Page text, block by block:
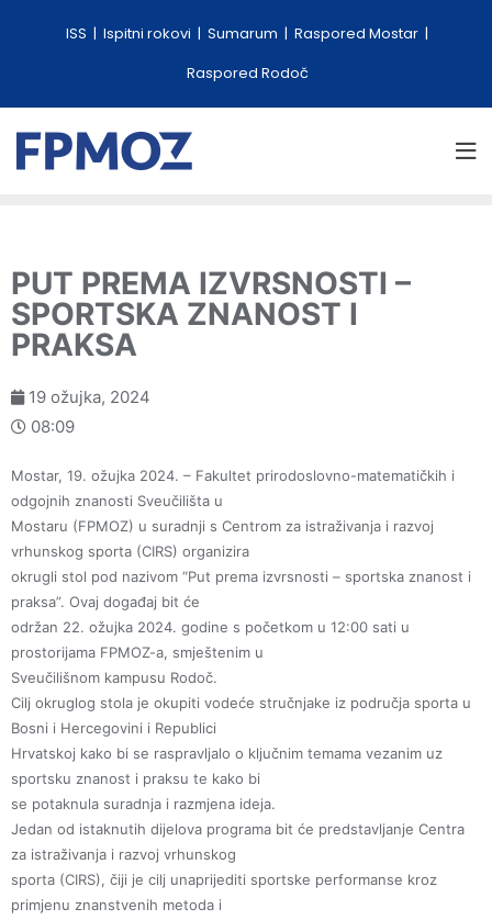
ISS Ispitni rokovi Sumarum
Raspored Mostar
Raspored Rodoč
PUT PREMA IZVRSNOSTI –
SPORTSKA ZNANOST I
PRAKSA
19 ožujka, 2024
08:09
Mostar, 19. ožujka 2024. – Fakultet prirodoslovno-matematičkih i
odgojnih znanosti Sveučilišta u
Mostaru (FPMOZ) u suradnji s Centrom za istraživanja i razvoj
vrhunskog sporta (CIRS) organizira
okrugli stol pod nazivom “Put prema izvrsnosti – sportska znanost i
praksa”. Ovaj događaj bit će
održan 22. ožujka 2024. godine s početkom u 12:00 sati u
prostorijama FPMOZ-a, smještenim u
Sveučilišnom kampusu Rodoč.
Cilj okruglog stola je okupiti vodeće stručnjake iz područja sporta u
Bosni i Hercegovini i Republici
Hrvatskoj kako bi se raspravljalo o ključnim temama vezanim uz
sportsku znanost i praksu te kako bi
se potaknula suradnja i razmjena ideja.
Jedan od istaknutih dijelova programa bit će predstavljanje Centra
za istraživanja i razvoj vrhunskog
sporta (CIRS), čiji je cilj unaprijediti sportske performanse kroz
primjenu znanstvenih metoda i